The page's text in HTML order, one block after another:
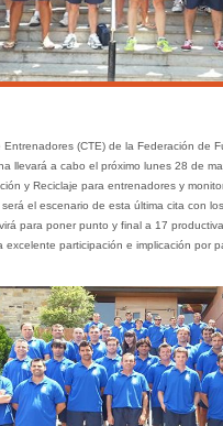
Entrenadores (CTE) de la Federación de
llevará a cabo el próximo lunes 28 de
y Reciclaje para entrenadores y
el escenario de esta última cita con
para poner punto y final a 17
excelente participación e implicación por